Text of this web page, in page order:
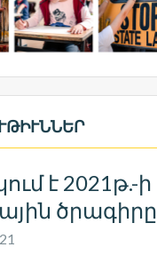
է 2021թ.-ի
ծրագիրը